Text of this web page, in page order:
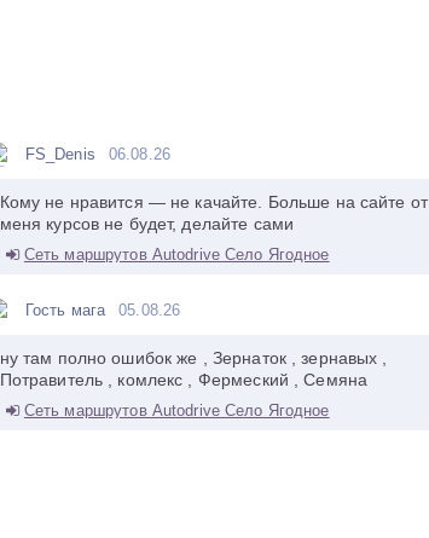
FS_Denis 06.08.26
Кому не нравится — не качайте. Больше на сайте от
меня курсов не будет, делайте сами
Сеть маршрутов Autodrive Село Ягодное
Гость мага 05.08.26
ну там полно ошибок же , Зернаток , зернавых ,
Потравитель , комлекс , Фермеский , Семяна
Сеть маршрутов Autodrive Село Ягодное